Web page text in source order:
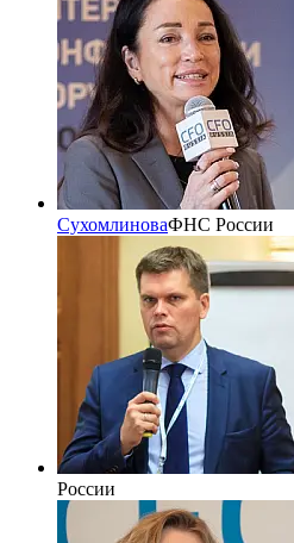
СухомлиноваФНС России
России